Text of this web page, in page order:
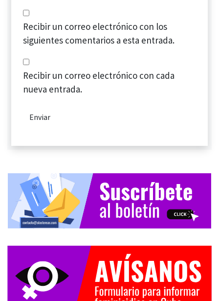
Recibir un correo electrónico con los
siguientes comentarios a esta entrada.
Recibir un correo electrónico con cada
nueva entrada.